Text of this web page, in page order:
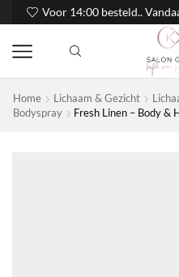
Voor 14:00 besteld..
Home Lichaam & Gezicht
Bodyspray
Fresh Linen – Body &